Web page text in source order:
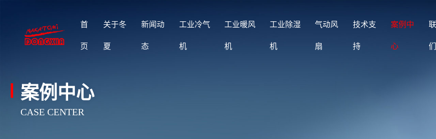
首
页
关于冬
夏
新闻动
态
工业冷气
机
工业暖风
机
工业除湿
机
气动风
扇
技术支
持
案例中
心 们
案例中心
CASE CENTER